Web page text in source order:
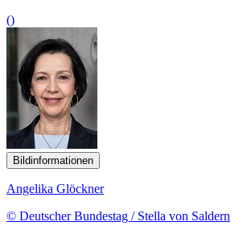
()
Bildinformationen
Angelika Glöckner
© Deutscher Bundestag / Stella von Saldern